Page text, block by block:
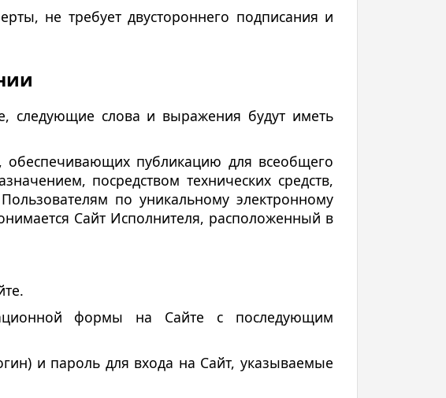
не требует двустороннего подписания и
следующие слова и выражения будут иметь
публикацию для всеобщего
посредством технических средств,
по уникальному электронному
Сайт Исполнителя, расположенный в
формы на Сайте с последующим
и пароль для входа на Сайт, указываемые